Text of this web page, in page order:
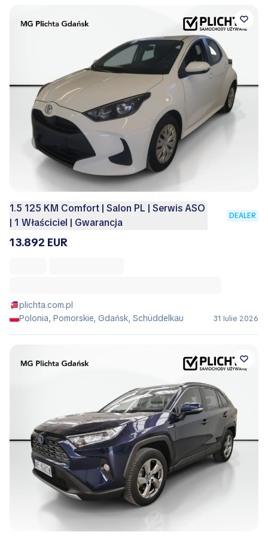
1.5 125 KM Comfort | Salon PL | Serwis ASO
| 1 Właściciel | Gwarancja
DEALER
13.892 EUR
plichta.com.pl
Polonia, Pomorskie, Gdańsk, Schüddelkau
31 Iulie 2026